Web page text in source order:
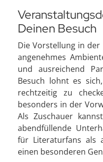
Deinen Besuch
Die Vorstellung in
angenehmes
und ausreichend
Besuch lohnt es
rechtzeitig zu
besonders in der
Als Zuschauer
abendfüllende
für Literaturfans als
einen besonderen